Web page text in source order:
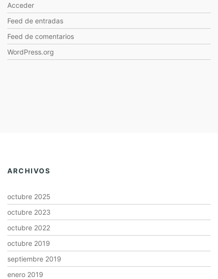
Acceder
Feed de entradas
Feed de comentarios
WordPress.org
ARCHIVOS
octubre 2025
octubre 2023
octubre 2022
octubre 2019
septiembre 2019
enero 2019